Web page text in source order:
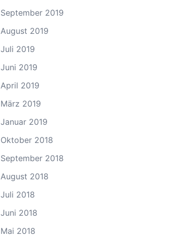
September 2019
August 2019
Juli 2019
Juni 2019
April 2019
März 2019
Januar 2019
Oktober 2018
September 2018
August 2018
Juli 2018
Juni 2018
Mai 2018